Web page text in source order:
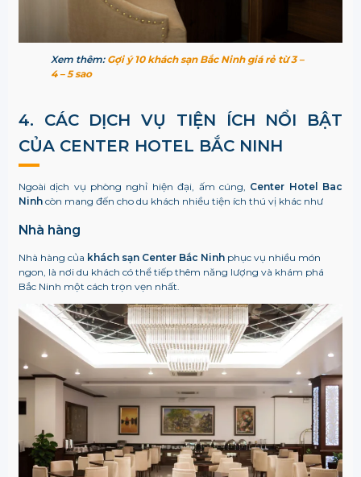
Xem thêm: Gợi ý 10 khách sạn Bắc Ninh giá rẻ từ 3 –
4 – 5 sao
4. CÁC DỊCH VỤ TIỆN ÍCH NỔI BẬT
CỦA CENTER HOTEL BẮC NINH
Ngoài dịch vụ phòng nghỉ hiện đại, ấm cúng, Center Hotel Bac
Ninh còn mang đến cho du khách nhiều tiện ích thú vị khác như
Nhà hàng
Nhà hàng của khách sạn Center Bắc Ninhphục vụ nhiều món
ngon, là nơi du khách có thể tiếp thêm năng lượng và khám phá
Bắc Ninh một cách trọn vẹn nhất.